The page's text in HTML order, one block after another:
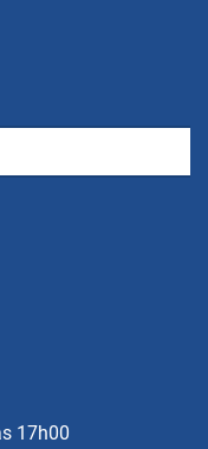
17h00